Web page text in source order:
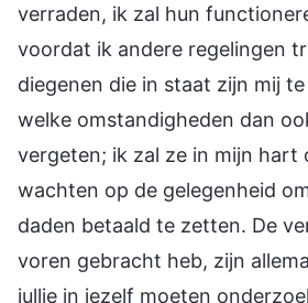
verraden, ik zal hun
voordat ik andere regelingen
diegenen die in staat zijn mij
welke omstandigheden dan
vergeten; ik zal ze in mijn hart
wachten op de gelegenheid
daden betaald te zetten. De
voren gebracht heb, zijn
jullie in jezelf moeten